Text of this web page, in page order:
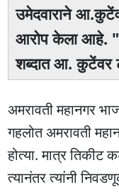
उमेदवाराने
आरोप केला आहे.
शब्दात आ. कुटेंवर
अमरावती महानगर
गहलोत अमरावती
होत्या. मात्र तिकीट
त्यानंतर त्यांनी